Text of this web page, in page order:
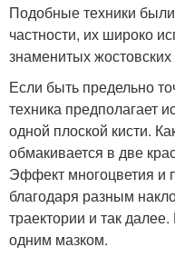
Подобные техники
частности, их широко
знаменитых
Если быть предельно
техника предполагает
одной плоской кисти.
обмакивается в две
Эффект многоцветия и
благодаря разным
траектории и так
одним мазком.